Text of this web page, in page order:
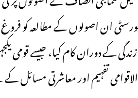
ان اصولوں کے مطالعہ کو
زندگی کے دوران کام کیا، جیسے قومی
تفہیم اور معاشرتی مسائل